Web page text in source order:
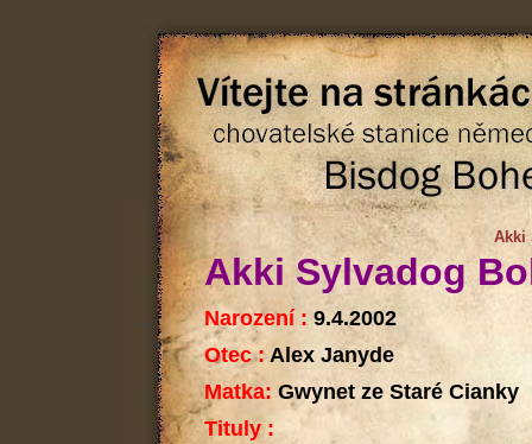
Akki
Akki Sylvadog
Narození : 9.4.2002
Otec :Alex Janyde
Matka: Gwynet ze Staré Cianky
Tituly :